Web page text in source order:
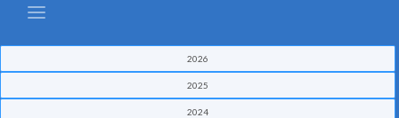
2026
2025
2024